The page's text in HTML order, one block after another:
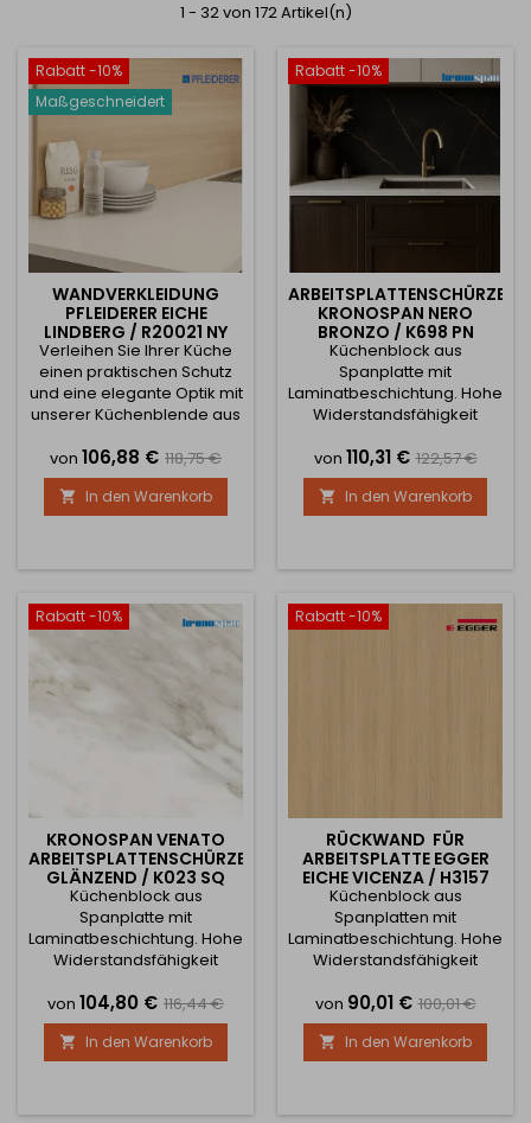
1 - 32 von 172 Artikel(n)
Rabatt -10%
Maßgeschneidert
WANDVERKLEIDUNG
PFLEIDERER EICHE
LINDBERG / R20021 NY
Verleihen Sie Ihrer Küche
einen praktischen Schutz
und eine elegante Optik mit
unserer Küchenblende aus
strapazierfähigem Laminat
beschichteten Spanplatte.
Dieses Material zeichnet
sich durch seine hohe
gegen Beschädigungen,
Beanspruchung und hohe
Temperaturen aus und
von Preis
106,88 € Verkaufspreis
118,75 €
 In den Warenkorb
Rabatt -10%
ARBEITSPLATTENSCHÜRZE
KRONOSPAN NERO
BRONZO / K698 PN
Küchenblock aus
Spanplatte mit
Laminatbeschichtung. Hohe
Widerstandsfähigkeit
Belastung oder hohe
Temperaturen während
des Gebrauchs. Sie haben
die Wahl zwischen
können das Produkt
diesem Fall wählen Sie die
Option Maßanfertigung und
von Preis
110,31 € Verkaufspreis
122,57 €
 In den Warenkorb
Rabatt -10%
KRONOSPAN VENATO
ARBEITSPLATTENSCHÜRZE
GLÄNZEND / K023 SQ
Küchenblock aus
Spanplatte mit
Laminatbeschichtung. Hohe
Widerstandsfähigkeit
Belastung oder hohe
Temperaturen während
des Gebrauchs. Sie haben
die Wahl zwischen
können das Produkt
von Preis
104,80 € Verkaufspreis
116,44 €
 In den Warenkorb
Rabatt -10%
RÜCKWAND FÜR
ARBEITSPLATTE EGGER
EICHE VICENZA / H3157
Küchenblock aus
Spanplatten mit
Laminatbeschichtung. Hohe
Widerstandsfähigkeit
Belastung oder hohe
Temperaturen während
des Gebrauchs. Sie haben
die Wahl zwischen
können das Produkt
von Preis
90,01 € 100,01 €
 In den Warenkorb